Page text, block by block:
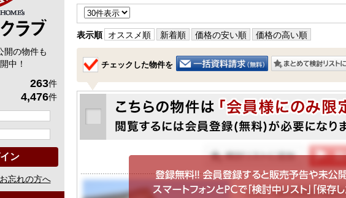
表示順 オススメ順 新着順 価格の安い順 価格の高い順
チェックした物件を
開の物件も
中！
263件
4,476件
ン
忘れの方へ